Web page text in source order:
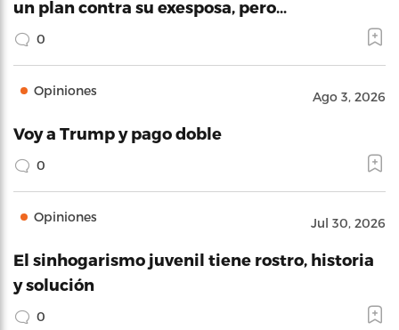
un plan contra su exesposa, pero…
0
Opiniones Ago 3, 2026
Voy a Trump y pago doble
0
Opiniones Jul 30, 2026
El sinhogarismo juvenil tiene rostro, historia
y solución
0